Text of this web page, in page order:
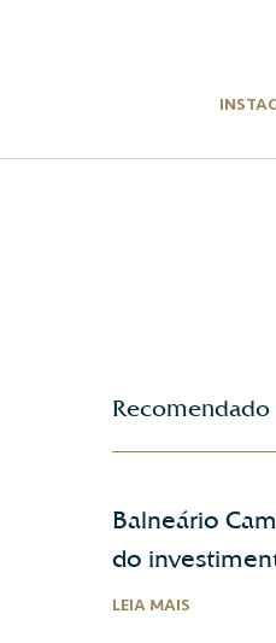
Recomendado
Balneário
do
LEIA MAIS